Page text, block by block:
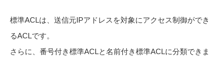
標準ACLは、送信元IPアドレスを対象にアクセス制御ができ
るACLです。
さらに、番号付き標準ACLと名前付き標準ACLに分類できま